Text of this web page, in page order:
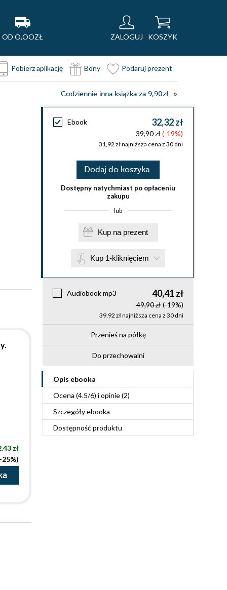
OD O,OOZŁ ZALOGUJ KOSZYK
Pobierz aplikację Bony Podaruj prezent
Codziennie inna książka za 9,90zł
Ebook 32,32 zł
39,90 zł(-19%)
31,92 zł najniższa cena z 30 dni
Dodaj do koszyka
Dostępny natychmiast po opłaceniu
zakupu
lub
Kup na prezent
Kup 1-kliknięciem
Audiobook mp3 40,41 zł
49,90 zł(-19%)
39,92 zł najniższa cena z 30 dni
Przenieś na półkę
Do przechowalni
Opis ebooka
Ocena (4.5/6) i opinie (2)
Szczegółyebooka
Dostępność produktu
zł
25%)